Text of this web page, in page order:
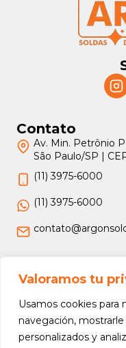
Valoramos tu
Usamos cookies para
navegación,
personalizados y
Contato
Av. Min. Petrônio
São Paulo/SP |
(11) 3975-6000
(11) 3975-6000
Jurídico
Termos e
Política de
Política de